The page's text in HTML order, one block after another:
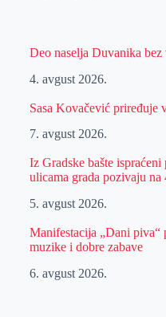
Deo naselja Duvanika bez
4. avgust 2026.
Sasa Kovačević priređuje
7. avgust 2026.
Iz Gradske bašte
ulicama grada pozivaju na
5. avgust 2026.
Manifestacija „Dani piva“
muzike i dobre zabave
6. avgust 2026.